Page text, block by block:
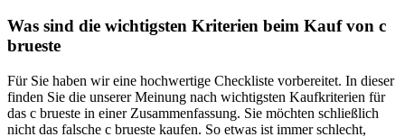
Was sind die wichtigsten Kriterien beim Kauf von c
brueste
Für Sie haben wir eine hochwertige Checkliste vorbereitet. In dieser
finden Sie die unserer Meinung nach wichtigsten Kaufkriterien für
das c brueste in einer Zusammenfassung. Sie möchten schließlich
nicht das falsche c brueste kaufen. So etwas ist immer schlecht,